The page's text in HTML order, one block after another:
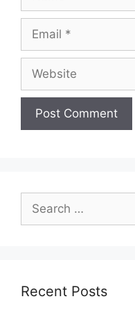
for:
Recent Posts